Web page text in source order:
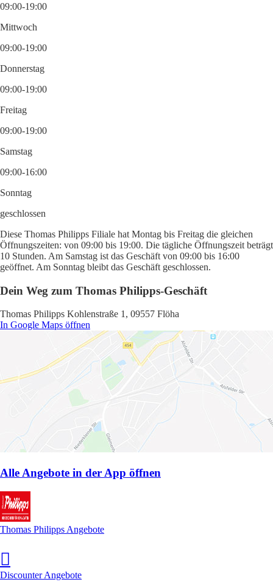
09:00-19:00
Mittwoch
09:00-19:00
Donnerstag
09:00-19:00
Freitag
09:00-19:00
Samstag
09:00-16:00
Sonntag
geschlossen
Diese Thomas Philipps Filiale hat Montag bis Freitag die gleichen
Öffnungszeiten: von 09:00 bis 19:00. Die tägliche Öffnungszeit beträgt
10 Stunden. Am Samstag ist das Geschäft von 09:00 bis 16:00
geöffnet. Am Sonntag bleibt das Geschäft geschlossen.
Dein Weg zum Thomas Philipps-Geschäft
Thomas Philipps Kohlenstraße 1, 09557 Flöha
In Google Maps öffnen
Alle Angebote in der App öffnen
Thomas Philipps Angebote
Discounter Angebote